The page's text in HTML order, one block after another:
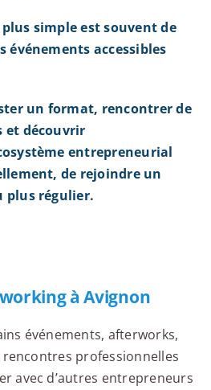
simple est souvent de
événements accessibles
un format, rencontrer de
et découvrir
entrepreneurial
de rejoindre un
plus régulier.
à Avignon
événements, afterworks,
professionnelles
avec d’autres entrepreneurs